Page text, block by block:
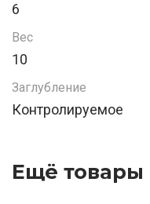
6
Вес
10
Заглубление
Контролируемое
Ещё товары